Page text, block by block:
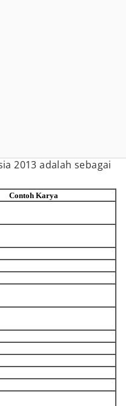
2013 adalah sebagai
Contoh Karya